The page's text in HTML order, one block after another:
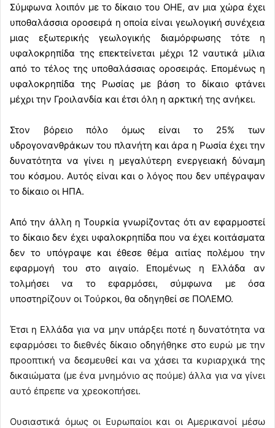
Σύμφωνα λοιπόν με το δίκαιο του ΟΗΕ, αν μια χώρα έχει
υποθαλάσσια οροσειρά η οποία είναι γεωλογική συνέχεια
μιας εξωτερικής γεωλογικής διαμόρφωσης τότε η
υφαλοκρηπίδα της επεκτείνεται μέχρι 12 ναυτικά μίλια
από το τέλος της υποθαλάσσιας οροσειράς. Επομένως η
υφαλοκρηπίδα της Ρωσίας με βάση το δίκαιο φτάνει
μέχρι την Γροιλανδία και έτσι όλη η αρκτική της ανήκει.
Στον βόρειο πόλο όμως είναι το 25% των
υδρογονανθράκων του πλανήτη και άρα η Ρωσία έχει την
δυνατότητα να γίνει η μεγαλύτερη ενεργειακή δύναμη
του κόσμου. Αυτός είναι και ο λόγος που δεν υπέγραψαν
το δίκαιο οι ΗΠΑ.
Από την άλλη η Τουρκία γνωρίζοντας ότι αν εφαρμοστεί
το δίκαιο δεν έχει υφαλοκρηπίδα που να έχει κοιτάσματα
δεν το υπόγραψε και έθεσε θέμα αιτίας πολέμου την
εφαρμογή του στο αιγαίο. Επομένως η Ελλάδα αν
τολμήσει να το εφαρμόσει, σύμφωνα με όσα
υποστηρίζουν οι Τούρκοι, θα οδηγηθεί σε ΠΟΛΕΜΟ.
Έτσι η Ελλάδα για να μην υπάρξει ποτέ η δυνατότητα να
εφαρμόσει το διεθνές δίκαιο οδηγήθηκε στο ευρώ με την
προοπτική να δεσμευθεί και να χάσει τα κυριαρχικά της
δικαιώματα (με ένα μνημόνιο ας πούμε) άλλα για να γίνει
αυτό έπρεπε να χρεοκοπήσει.
Ουσιαστικά όμως οι Ευρωπαίοι και οι Αμερικανοί μέσω